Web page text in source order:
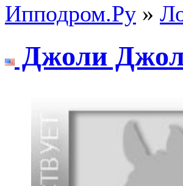
Ипподром.Ру »
Джoли